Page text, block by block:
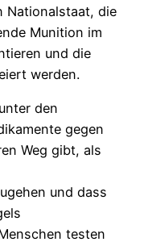
Nationalstaat, die
Munition im
und die
werden.
den
gegen
Weg gibt, als
und dass
testen